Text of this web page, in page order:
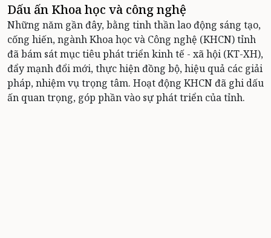
Dấu ấn Khoa học và công nghệ
Những năm gần đây, bằng tinh thần lao động sáng tạo,
cống hiến, ngành Khoa học và Công nghệ (KHCN) tỉnh
đã bám sát mục tiêu phát triển kinh tế - xã hội (KT-XH),
đẩy mạnh đổi mới, thực hiện đồng bộ, hiệu quả các giải
pháp, nhiệm vụ trọng tâm. Hoạt động KHCN đã ghi dấu
ấn quan trọng, góp phần vào sự phát triển của tỉnh.